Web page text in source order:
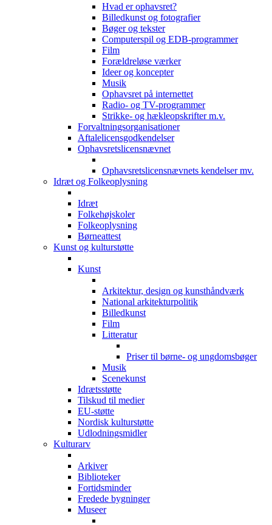
Hvad er ophavsret?
Billedkunst og fotografier
Bøger og tekster
Computerspil og EDB-programmer
Film
Forældreløse værker
Ideer og koncepter
Musik
Ophavsret på internettet
Radio- og TV-programmer
Strikke- og hækleopskrifter m.v.
Forvaltningsorganisationer
Aftalelicensgodkendelser
Ophavsretslicensnævnet
Ophavsretslicensnævnets kendelser mv.
Idræt og Folkeoplysning
Idræt
Folkehøjskoler
Folkeoplysning
Børneattest
Kunst og kulturstøtte
Kunst
Arkitektur, design og kunsthåndværk
National arkitekturpolitik
Billedkunst
Film
Litteratur
Priser til børne- og ungdomsbøger
Musik
Scenekunst
Idrætsstøtte
Tilskud til medier
EU-støtte
Nordisk kulturstøtte
Udlodningsmidler
Kulturarv
Arkiver
Biblioteker
Fortidsminder
Fredede bygninger
Museer